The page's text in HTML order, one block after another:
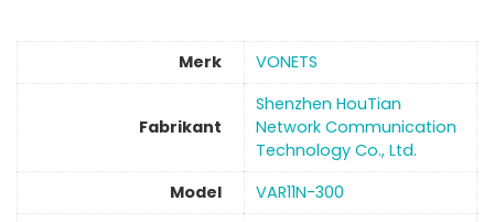
Merk ‎VONETS
Fabrikant
‎Shenzhen HouTian
Network Communication
Technology Co., Ltd.
Model
‎VAR11N-300